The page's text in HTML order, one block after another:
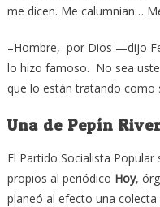
me dicen. Me calumnian…
–Hombre, por Dios —dijo
lo hizo famoso. No sea
que lo están tratando como
Una de Pepín
El Partido Socialista
propios al periódico Hoy,
planeó al efecto una colecta